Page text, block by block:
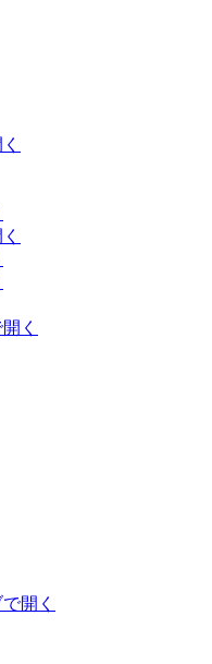
く
開く